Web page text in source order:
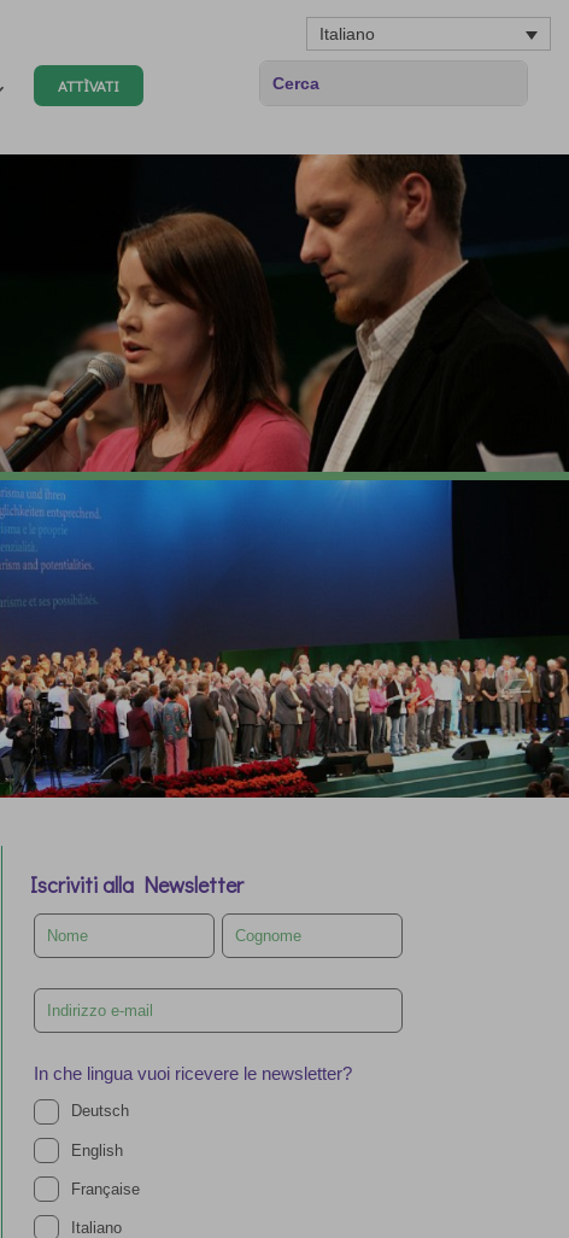
Italiano
ATTÌVATI
Iscriviti alla Newsletter
Leave
this
field
In che lingua vuoi ricevere le newsletter?
Deutsch
English
Française
Italiano